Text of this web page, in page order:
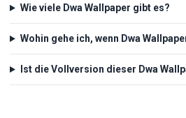
Wie viele Dwa Wallpaper gibt es?
Wohin gehe ich, wenn Dwa
Ist die Vollversion dieser Dwa